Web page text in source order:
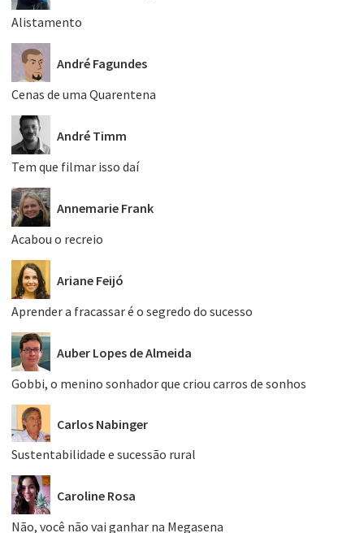
Alistamento
André Fagundes
Cenas de uma Quarentena
André Timm
Tem que filmar isso daí
Annemarie Frank
Acabou o recreio
Ariane Feijó
Aprender a fracassar é o segredo do sucesso
Auber Lopes de Almeida
Gobbi, o menino sonhador que criou carros de sonhos
Carlos Nabinger
Sustentabilidade e sucessão rural
Caroline Rosa
Não, você não vai ganhar na Megasena